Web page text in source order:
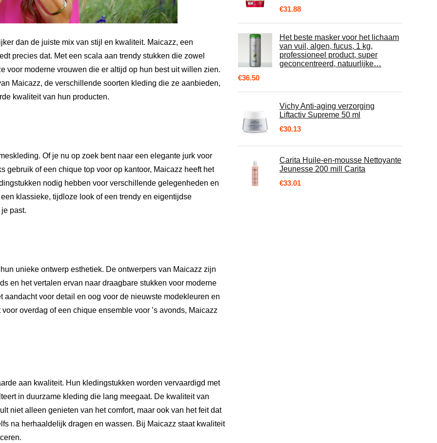
dan de juiste mix van stijl en kwaliteit. Maicazz, een
precies dat. Met een scala aan trendy stukken die zowel
voor moderne vrouwen die er altijd op hun best uit willen zien.
Maicazz, de verschillende soorten kleding die ze aanbieden,
kwaliteit van hun producten.
Of je nu op zoek bent naar een elegante jurk voor
gebruik of een chique top voor op kantoor, Maicazz heeft het
nodig hebben voor verschillende gelegenheden en
klassieke, tijdloze look of een trendy en eigentijdse
past.
unieke ontwerp esthetiek. De ontwerpers van Maicazz zijn
en het vertalen ervan naar draagbare stukken voor moderne
voor detail en oog voor de nieuwste modekleuren en
overdag of een chique ensemble voor ’s avonds, Maicazz
aan kwaliteit. Hun kledingstukken worden vervaardigd met
in duurzame kleding die lang meegaat. De kwaliteit van
niet alleen genieten van het comfort, maar ook van het feit dat
na herhaaldelijk dragen en wassen. Bij Maicazz staat kwaliteit
€31.88
Het beste masker voor het lichaam
van vuil, algen, fucus, 1 kg,
professioneel product, super
geconcentreerd, natuurlijke…
€36.50
Vichy Anti-aging verzorging
Liftactiv Supreme 50 ml
€30.13
Carita Huile-en-mousse Nettoyante
Jeunesse 200 mill Carita
€33.01